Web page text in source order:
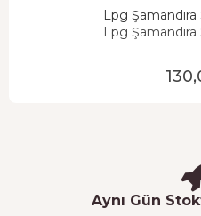
Lpg
Lpg
Aynı Gün